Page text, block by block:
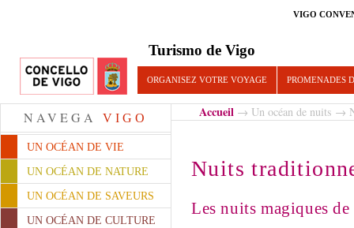
VIGO
Turismo de Vigo
ORGANISEZ VOTRE VOYAGE PROMENADES
NAVEGA VIGO
UN OCÉAN DE VIE
UN OCÉAN DE NATURE
UN OCÉAN DE SAVEURS
UN OCÉAN DE CULTURE
Accueil → Un océan de nuits →
Nuits
Les nuits magiques